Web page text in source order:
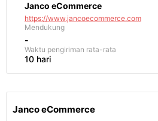
Janco eCommerce
https://www.jancoecommerce.com
Mendukung
-
Waktu pengiriman rata-rata
10 hari
Janco eCommerce